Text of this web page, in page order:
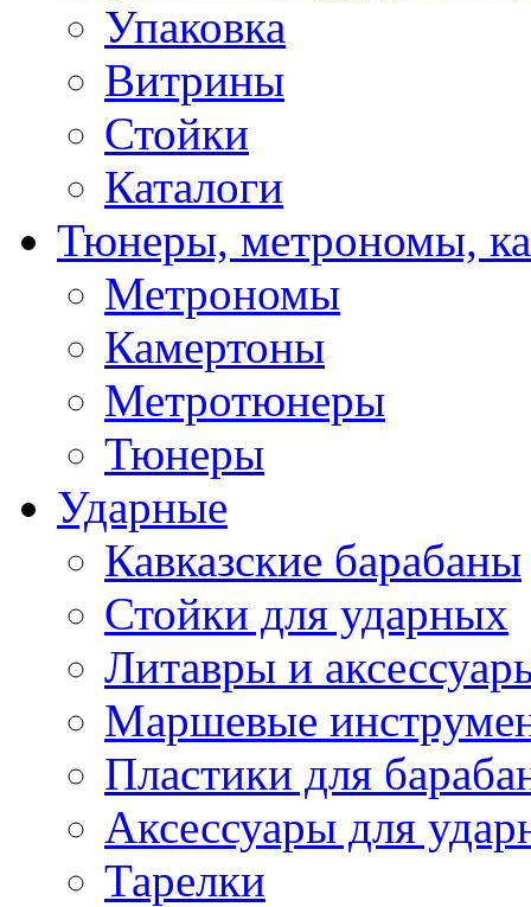
Упаковка
Витрины
Стойки
Каталоги
Тюнеры, метрономы,
Метрономы
Камертоны
Метротюнеры
Тюнеры
Ударные
Кавказские барабаны
Стойки для ударных
Литавры и
Маршевые
Пластики для
Аксессуары для
Тарелки